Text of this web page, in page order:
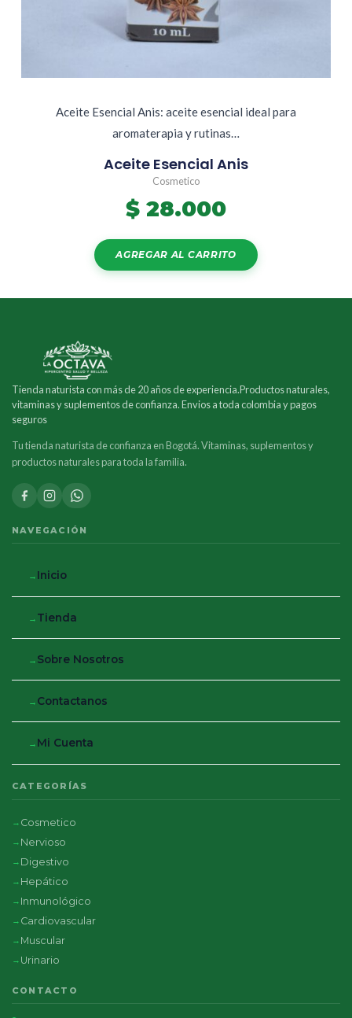
Aceite Esencial Anis: aceite esencial ideal para
aromaterapia y rutinas…
Aceite Esencial Anis
Cosmetico
$ 28.000
AGREGAR AL CARRITO
Tienda naturista con más de 20 años de experiencia.Productos naturales,
vitaminas y suplementos de confianza. Envios a toda colombia y pagos
seguros
Tu tienda naturista de confianza en Bogotá. Vitaminas, suplementos y
productos naturales para toda la familia.
NAVEGACIÓN
Inicio
Tienda
Sobre Nosotros
Contactanos
Mi Cuenta
CATEGORÍAS
Cosmetico
Nervioso
Digestivo
Hepático
Inmunológico
Cardiovascular
Muscular
Urinario
CONTACTO